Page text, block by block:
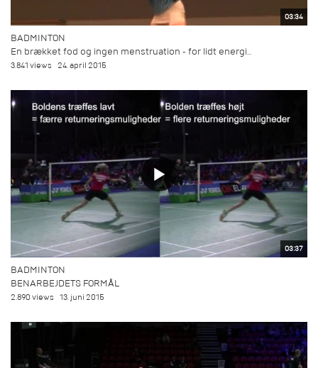
03:34
BADMINTON
En brækket fod og ingen menstruation - for lidt energi...
3.841 views 24. april 2015
03:37
BADMINTON
BENARBEJDETS FORMÅL
2.890 views 13. juni 2015